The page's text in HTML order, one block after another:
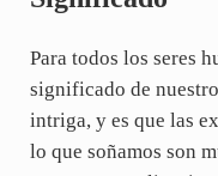
Para todos los seres
significado de
intriga, y es que las
lo que soñamos son